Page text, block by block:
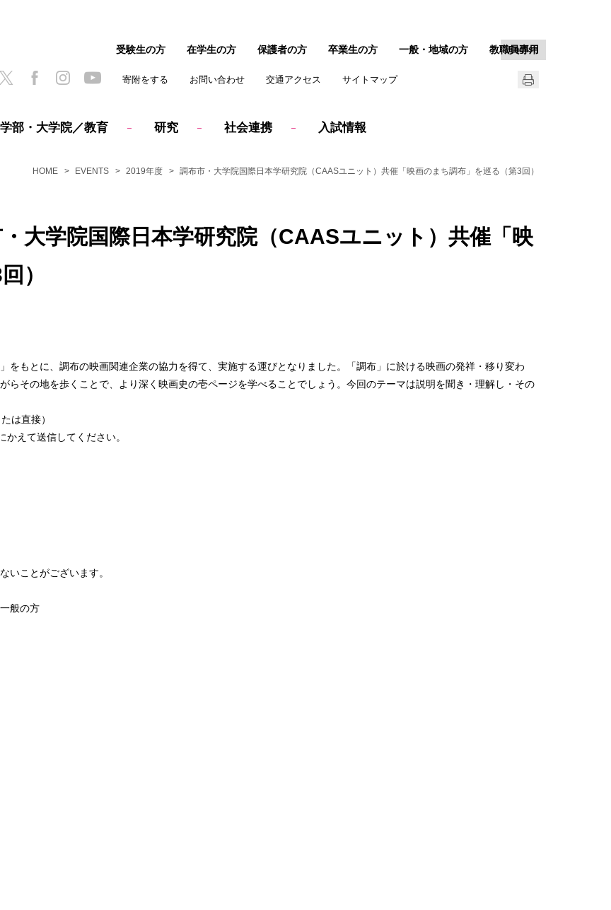
学部・大学院／教育 研究 社会連携 入試情報
寄附をする お問い合わせ 交通アクセス サイトマップ
English
受験生の方 在学生の方 保護者の方 卒業生の方 一般・地域の方 教職員専用
HOME EVENTS 2019年度 調布市・大学院国際日本学研究院（CAASユニット）共催「映画のまち調布」を巡る（第3回）
・大学院国際日本学研究院（CAASユニット）共催「映
）
をもとに、調布の映画関連企業の協力を得て、実施する運びとなりました。「調布」に於ける映画の発祥・移り変わ
らその地を歩くことで、より深く映画史の壱ページを学べることでしょう。今回のテーマは説明を聞き・理解し・その
は直接）
えて送信してください。
いことがございます。
般の方